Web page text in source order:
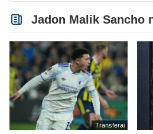
Jadon Malik Sancho
Transferai